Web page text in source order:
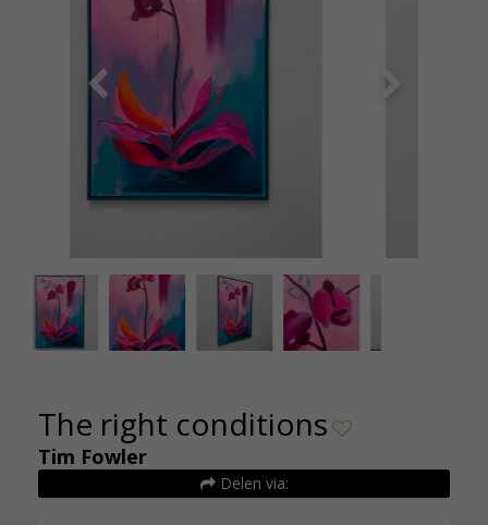
de kunsthuizen (4)
The right conditions
Tim Fowler
Delen via: